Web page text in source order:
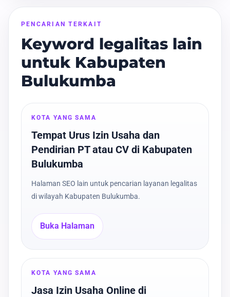
PENCARIAN TERKAIT
Keyword legalitas lain
untuk Kabupaten
Bulukumba
KOTA YANG SAMA
Tempat Urus Izin Usaha dan
Pendirian PT atau CV di Kabupaten
Bulukumba
Halaman SEO lain untuk pencarian layanan legalitas
di wilayah Kabupaten Bulukumba.
Buka Halaman
KOTA YANG SAMA
Jasa Izin Usaha Online di